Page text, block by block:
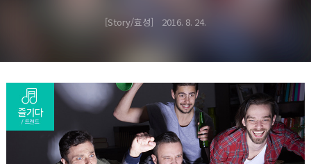
Story/효성 2016. 8. 24.